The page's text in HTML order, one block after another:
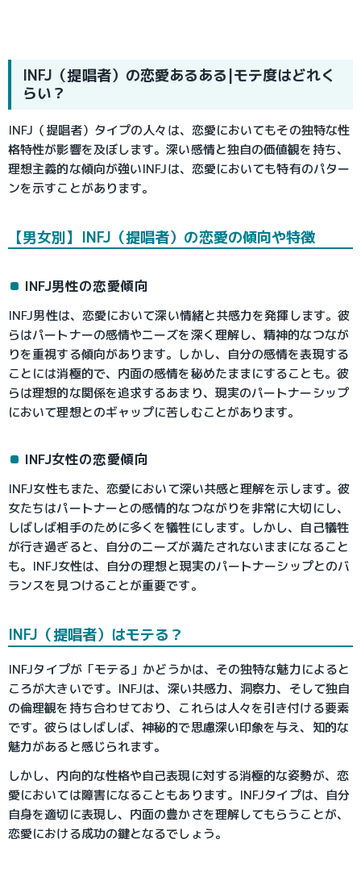
INFJ（提唱者）の恋愛あるある|モテ度はどれく
らい？
INFJ（提唱者）タイプの人々は、恋愛においてもその独特な性
格特性が影響を及ぼします。深い感情と独自の価値観を持ち、
理想主義的な傾向が強いINFJは、恋愛においても特有のパター
ンを示すことがあります。
【男女別】INFJ（提唱者）の恋愛の傾向や特徴
INFJ男性の恋愛傾向
INFJ男性は、恋愛において深い情緒と共感力を発揮します。彼
らはパートナーの感情やニーズを深く理解し、精神的なつなが
りを重視する傾向があります。しかし、自分の感情を表現する
ことには消極的で、内面の感情を秘めたままにすることも。彼
らは理想的な関係を追求するあまり、現実のパートナーシップ
において理想とのギャップに苦しむことがあります。
INFJ女性の恋愛傾向
INFJ女性もまた、恋愛において深い共感と理解を示します。彼
女たちはパートナーとの感情的なつながりを非常に大切にし、
しばしば相手のために多くを犠牲にします。しかし、自己犠牲
が行き過ぎると、自分のニーズが満たされないままになること
も。INFJ女性は、自分の理想と現実のパートナーシップとのバ
ランスを見つけることが重要です。
INFJ（提唱者）はモテる？
INFJタイプが「モテる」かどうかは、その独特な魅力によると
ころが大きいです。INFJは、深い共感力、洞察力、そして独自
の倫理観を持ち合わせており、これらは人々を引き付ける要素
です。彼らはしばしば、神秘的で思慮深い印象を与え、知的な
魅力があると感じられます。
しかし、内向的な性格や自己表現に対する消極的な姿勢が、恋
愛においては障害になることもあります。INFJタイプは、自分
自身を適切に表現し、内面の豊かさを理解してもらうことが、
恋愛における成功の鍵となるでしょう。